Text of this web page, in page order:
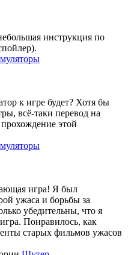
инструкция по
к игре будет? Хотя бы
всё-таки перевод на
этой
игра! Я был
ужаса и борьбы за
убедительны, что я
Понравилось, как
старых фильмов ужасов